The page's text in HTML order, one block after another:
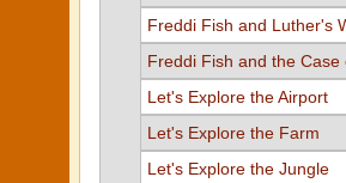
Freddi Fish and Luther's
Freddi Fish and the
Let's Explore the Airport
Let's Explore the Farm
Let's Explore the Jungle